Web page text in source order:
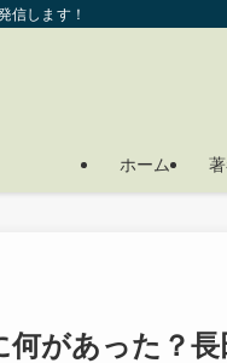
信します！
ホーム
があった？